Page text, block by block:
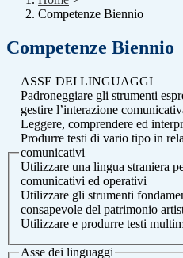
Competenze Biennio
Competenze Biennio
ASSE DEI LINGUAGGI
Padroneggiare gli strumenti
gestire l’interazione
Leggere, comprendere ed
Produrre testi di vario tipo in
comunicativi
Utilizzare una lingua straniera
comunicativi ed operativi
Utilizzare gli strumenti
consapevole del patrimonio
Utilizzare e produrre testi
Asse dei linguaggi